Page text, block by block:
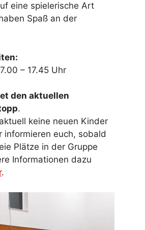
eine spielerische Art
Spaß an der
– 17.45 Uhr
den aktuellen
.
keine neuen Kinder
informieren euch, sobald
Plätze in der Gruppe
Informationen dazu
.